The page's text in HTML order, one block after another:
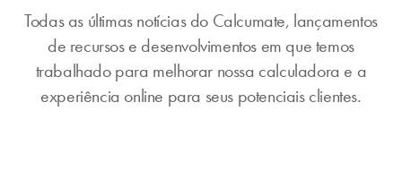
Todas as últimas notícias do Calcumate, lançamentos
de recursos e desenvolvimentos em que temos
trabalhado para melhorar nossa calculadora e a
experiência online para seus potenciais clientes.